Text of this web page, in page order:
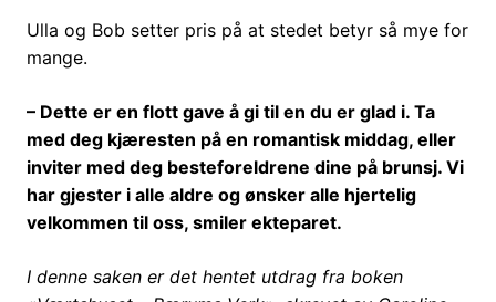
Ulla og Bob setter pris på at stedet betyr så mye for
mange.
– Dette er en flott gave å gi til en du er glad i. Ta
med deg kjæresten på en romantisk middag, eller
inviter med deg besteforeldrene dine på brunsj. Vi
har gjester i alle aldre og ønsker alle hjertelig
velkommen til oss, smiler ekteparet.
I denne saken er det hentet utdrag fra boken